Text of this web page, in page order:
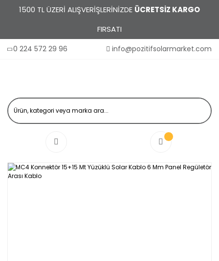
1500 TL ÜZERİ ALIŞVERİŞLERİNİZDE ÜCRETSİZ KARGO
FIRSATI
0 224 572 29 96 info@pozitifsolarmarket.com